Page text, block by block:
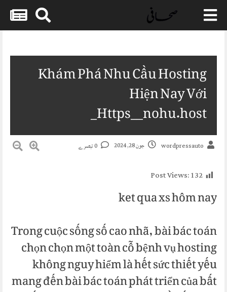
Skip
Khám Phá Nhu Cầu Hosting
Hiện Nay Với
Https__nohu.host_
wordpressauto جون 28, 2024
Post Views:132
ket qua xs hôm nay
Trong cuộc sống số cao nhã, bài bác toán
chọn chọn một toàn cỗ bệnh vụ hosting
không nguy hiểm là hết sức thiết yếu
mang đến bài bác toán phát triển của bất